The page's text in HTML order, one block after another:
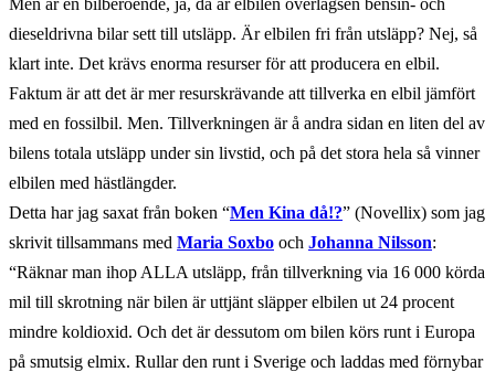
dieseldrivna bilar sett till utsläpp. Är elbilen fri från utsläpp? Nej, så
klart inte. Det krävs enorma resurser för att producera en elbil.
Faktum är att det är mer resurskrävande att tillverka en elbil jämfört
med en fossilbil. Men. Tillverkningen är å andra sidan en liten del av
bilens totala utsläpp under sin livstid, och på det stora hela så vinner
elbilen med hästlängder.
Detta har jag saxat från boken “Men Kina då!?” (Novellix) som jag
skrivit tillsammans med Maria Soxbo och Johanna Nilsson:
“Räknar man ihop ALLA utsläpp, från tillverkning via 16 000 körda
mil till skrotning när bilen är uttjänt släpper elbilen ut 24 procent
mindre koldioxid. Och det är dessutom om bilen körs runt i Europa
på smutsig elmix. Rullar den runt i Sverige och laddas med förnybar